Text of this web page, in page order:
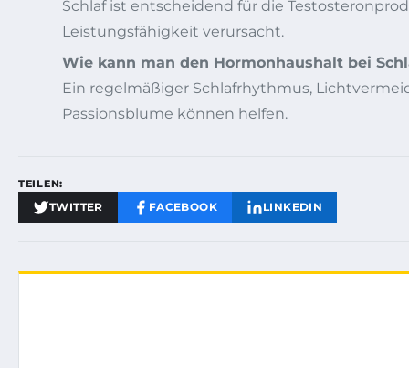
Schlaf ist entscheidend für die
Leistungsfähigkeit verursacht.
Wie kann man den Hormonhaushalt bei
Ein regelmäßiger Schlafrhythmus,
Passionsblume können helfen.
TEILEN:
TWITTER FACEBOOK LINKEDIN